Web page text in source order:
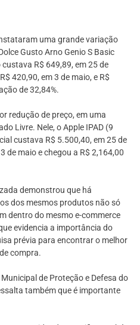
uma grande variação
Gusto Arno Genio S Basic
R$ 649,89, em 25 de
420,90, em 3 de maio, e R$
de 32,84%.
redução de preço, em uma
Livre. Nele, o Apple IPAD (9
custava R$ 5.500,40, em 25 de
de maio e chegou a R$ 2,164,00
demonstrou que há
dos mesmos produtos não só
dentro do mesmo e-commerce
evidencia a importância do
prévia para encontrar o melhor
compra.
de Proteção e Defesa do
também que é importante